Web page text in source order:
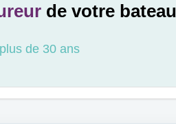
de votre bateau
de 30 ans